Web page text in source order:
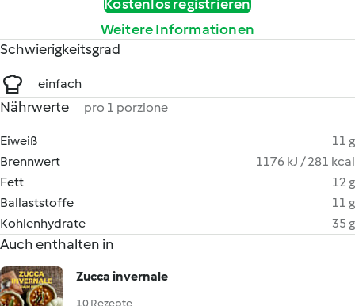
Kostenlos registrieren
Weitere Informationen
Schwierigkeitsgrad
einfach
Nährwerte pro 1 porzione
Eiweiß
11 g
Brennwert
1176 kJ / 281 kcal
Fett
12 g
Ballaststoffe
11 g
Kohlenhydrate
35 g
Auch enthalten in
Zucca invernale
10 Rezepte